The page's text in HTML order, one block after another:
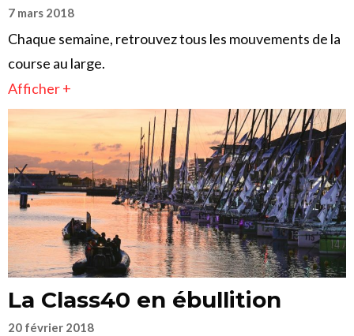
7 mars 2018
Chaque semaine, retrouvez tous les mouvements de la
course au large.
Afficher +
La Class40 en ébullition
20 février 2018